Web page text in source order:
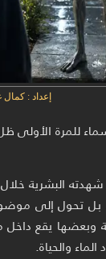
إعداد :
للمرة
البشرية
بل تحول إلى
وبعضها يقع
والحياة.